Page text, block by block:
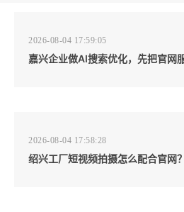
2026-08-04 17:59:05
嘉兴企业做AI搜索优化，先把官网
2026-08-04 17:58:28
绍兴工厂短视频拍摄怎么配合官网